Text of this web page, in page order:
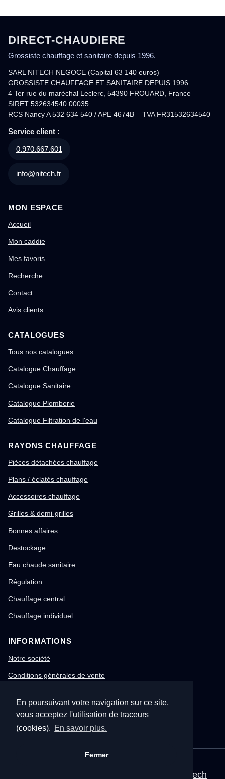
En poursuivant votre navigation sur ce site,
vous acceptez l'utilisation de traceurs
(cookies). En savoir plus.
Fermer
DIRECT-CHAUDIERE
Grossiste chauffage et sanitaire depuis 1996.
SARL NITECH NEGOCE (Capital 63 140 euros)
GROSSISTE CHAUFFAGE ET SANITAIRE DEPUIS 1996
4 Ter rue du maréchal Leclerc, 54390 FROUARD, France
SIRET 532634540 00035
RCS Nancy A 532 634 540 / APE 4674B – TVA FR31532634540
Service client :
0.970.667.601
info@nitech.fr
MON ESPACE
Accueil
Mon caddie
Mes favoris
Recherche
Contact
Avis clients
CATALOGUES
Tous nos catalogues
Catalogue Chauffage
Catalogue Sanitaire
Catalogue Plomberie
Catalogue Filtration de l'eau
RAYONS CHAUFFAGE
Pièces détachées chauffage
Plans / éclatés chauffage
Accessoires chauffage
Grilles & demi-grilles
Bonnes affaires
Destockage
Eau chaude sanitaire
Régulation
Chauffage central
Chauffage individuel
INFORMATIONS
Notre société
Conditions générales de vente
Gestion des cookies
Confidentialité & RGPD
Site corporate Nitech